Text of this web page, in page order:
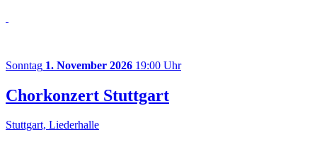
Sonntag 1. November 2026 19:00 Uhr
Chorkonzert Stuttgart
Stuttgart, Liederhalle